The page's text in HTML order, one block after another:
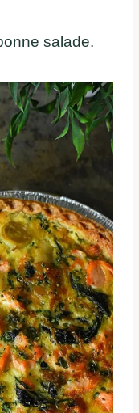
salade.